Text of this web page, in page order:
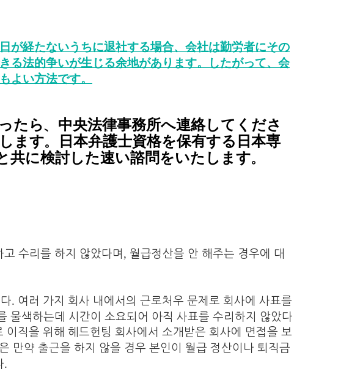
が経たないうちに退社する場合、会社は勤労者にその
る法的争いが生じる余地があります。したがって、会
よい方法です。
たら、中央法律事務所へ連絡してくださ
ます。日本弁護士資格を保有する日本専
共に検討した速い諮問をいたします。
수리를 하지 않았다며 , 월급정산을 안 해주는 경우에 대
. 여러 가지 회사 내에서의 근로처우 문제로 회사에 사표를
물색하는데 시간이 소요되어 아직 사표를 수리하지 않았다
이직을 위해 헤드헌팅 회사에서 소개받은 회사에 면접을 보
만약 출근을 하지 않을 경우 본인이 월급 정산이나 퇴직금
.